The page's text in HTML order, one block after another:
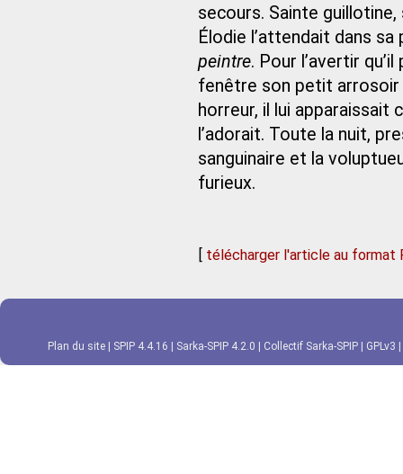
secours. Sainte guillotine,
Élodie l’attendait dans
peintre. Pour l’avertir
fenêtre son petit arrosoir
horreur, il lui apparaissait
l’adorait. Toute la nuit,
sanguinaire et la
furieux.
[ télécharger l'article au format
Plan du site SPIP 4.4.16 Sarka-SPIP 4.2.0 Collectif Sarka-SPIP GPLv3